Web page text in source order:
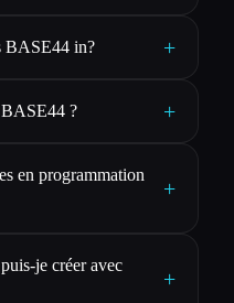
BASE44 in? +
? +
en programmation
+
je créer avec
+